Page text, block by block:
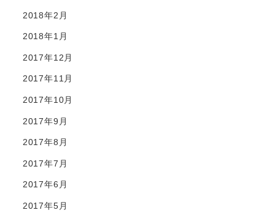
2018年2月
2018年1月
2017年12月
2017年11月
2017年10月
2017年9月
2017年8月
2017年7月
2017年6月
2017年5月